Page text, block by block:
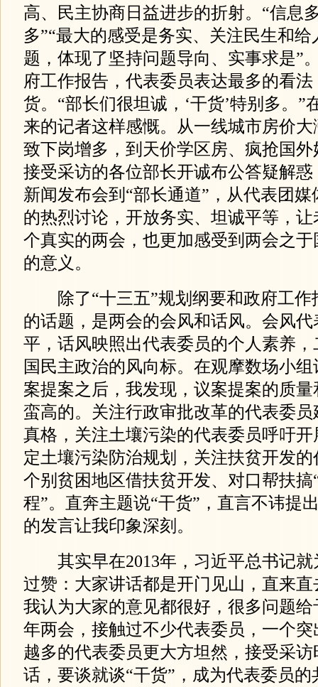
高、民主协商日益进步的折射。“信息
多”“最大的感受是务实、关注民生和给
题，体现了坚持问题导向、实事求是”
府工作报告，代表委员表达最多的看
货。“部长们很坦诚，‘干货’特别多。”
来的记者这样感慨。从一线城市房价
致下岗增多，到天价学区房、疯抢国
接受采访的各位部长开诚布公答疑解
新闻发布会到“部长通道”，从代表团
的热烈讨论，开放务实、坦诚平等，
个真实的两会，也更加感受到两会之
的意义。
除了“十三五”规划纲要和政府工作
的话题，是两会的会风和话风。会风
平，话风映照出代表委员的个人素养
国民主政治的风向标。在观摩数场小
案提案之后，我发现，议案提案的质
蛮高的。关注行政审批改革的代表委员
真格，关注土壤污染的代表委员呼吁
定土壤污染防治规划，关注扶贫开发
个别贫困地区借扶贫开发、对口帮扶搞
程”。直奔主题说“干货”，直言不讳提
的发言让我印象深刻。
其实早在2013年，习近平总书记就
过赞：大家讲话都是开门见山，直来
我认为大家的意见都很好，很多问题
年两会，接触过不少代表委员，一个
越多的代表委员更大方坦然，接受采
话，要谈就谈“干货”，成为代表委员